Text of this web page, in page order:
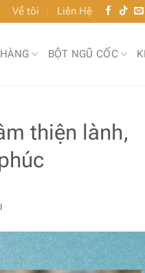
Về tôi Liên Hệ
BỘT NGŨ CỐC
thiện lành,